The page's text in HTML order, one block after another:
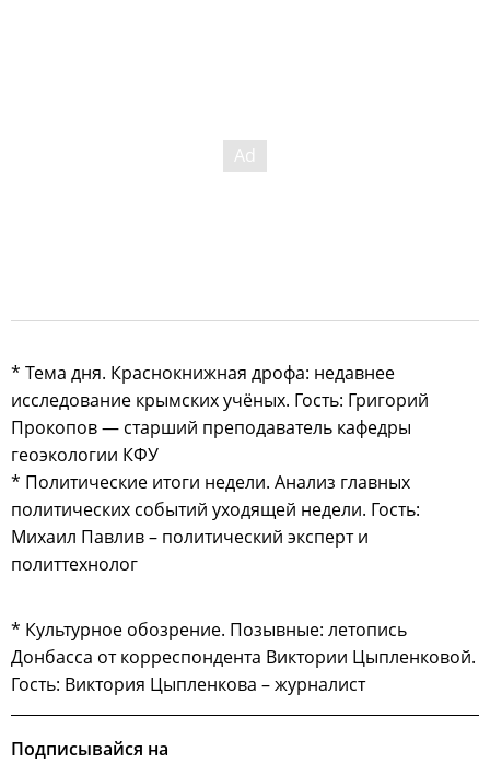
* Тема дня. Краснокнижная дрофа: недавнее
исследование крымских учёных. Гость: Григорий
Прокопов — старший преподаватель кафедры
геоэкологии КФУ
* Политические итоги недели. Анализ главных
политических событий уходящей недели. Гость:
Михаил Павлив – политический эксперт и
политтехнолог
* Культурное обозрение. Позывные: летопись
Донбасса от корреспондента Виктории Цыпленковой.
Гость: Виктория Цыпленкова – журналист
Подписывайся на